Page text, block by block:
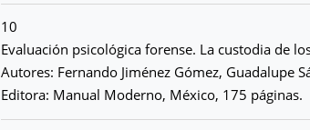
10
Evaluación psicológica forense. La custodia de
Autores: Fernando Jiménez Gómez, Guadalupe
Editora: Manual Moderno, México, 175 páginas.